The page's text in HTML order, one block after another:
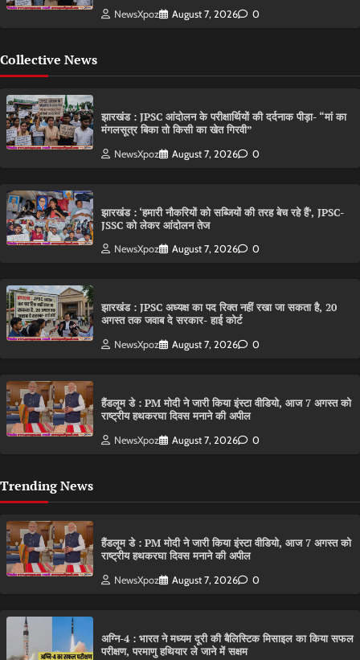
NewsXpoz August 7, 2026 0
Collective News
झारखंड : JPSC आंदोलन के परीक्षार्थियों की दर्दनाक पीड़ा- “मां का
मंगलसूत्र बिका तो किसी का खेत गिरवी”
NewsXpoz August 7, 2026 0
झारखंड : ‘हमारी नौकरियों को सब्जियों की तरह बेच रहे हैं’, JPSC-
JSSC को लेकर आंदोलन तेज
NewsXpoz August 7, 2026 0
झारखंड : JPSC अध्यक्ष का पद रिक्त नहीं रखा जा सकता है, 20
अगस्त तक जवाब दे सरकार- हाई कोर्ट
NewsXpoz August 7, 2026 0
हैंडलूम डे : PM मोदी ने जारी किया इंस्टा वीडियो, आज 7 अगस्त को
राष्ट्रीय हथकरघा दिवस मनाने की अपील
NewsXpoz August 7, 2026 0
Trending News
हैंडलूम डे : PM मोदी ने जारी किया इंस्टा वीडियो, आज 7 अगस्त को
राष्ट्रीय हथकरघा दिवस मनाने की अपील
NewsXpoz August 7, 2026 0
अग्नि-4 : भारत ने मध्यम दूरी की बैलिस्टिक मिसाइल का किया सफल
परीक्षण, परमाणु हथियार ले जाने में सक्षम